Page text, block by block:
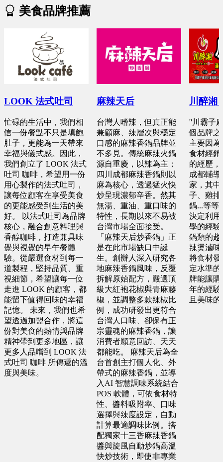
預算 25 萬 ~ 50 萬
桃園市 曾X婷
預算 25 萬 ~ 50 萬
新北市 楊X
台中市 何X儒
預算 25 萬 ~ 50 萬
預算 50 萬 ~ 100 萬
新竹市 EXc
預算 100 萬 ~ 100 萬
基隆市 胡X姐
預算 50 萬 ~ 100 萬
台南市 郭X洺
預算 25 萬 ~ 100 萬
桃園市 謝X孝
預算 25 萬 ~ 100 萬
金門縣 許X浚
預算 25 萬 ~ 100 萬
台中市 葉X鑫
預算 100 萬 ~ 150 萬
預算 100 萬 ~ 200 萬
台南市 周X臣
預算 100 萬 ~ 200 萬
新北市 蕭X微
預算 200 萬 ~ 200 萬
台中市 李X靜
預算 100 萬 ~ 200 萬
桃園市 黃X祥
預算 100 萬 ~ 200 萬
屏東縣 邱X瑄
預算 100 萬 ~ 250 萬
台中市 何X廷
預算 150 萬 ~ 300 萬
美食品牌推薦
LOOK 法式吐司
忙碌的生活中，我們相
信一份餐點不只是填飽
肚子，更能為一天帶來
幸福與儀式感。因此，
我們創立了 LOOK 法式
吐司 咖啡，希望用一份
用心製作的法式吐司，
讓每位顧客在享受美食
的更能感受到生活的美
好。 以法式吐司為品牌
核心，融合創意料理與
香醇咖啡，打造兼具味
覺與視覺的早午餐體
驗。從嚴選食材到每一
道製程，堅持品質、重
視細節，希望讓每一位
走進 LOOK 的顧客，都
能留下值得回味的幸福
記憶。 未來，我們也希
望透過加盟合作，將這
份對美食的熱情與品牌
精神帶到更多地區，讓
更多人品嚐到 LOOK 法
式吐司 咖啡 所傳遞的溫
度與美味。
麻辣天后
台灣人嗜辣，但真正能
兼顧麻、辣層次與穩定
口感的麻辣香鍋品牌並
不多見。傳統麻辣火鍋
源自重慶，以辣為主；
四川成都麻辣香鍋則以
麻為核心，透過猛火快
炒呈現濃郁辛香。然其
無湯、重油、重口味的
特性，長期以來不易被
台灣市場全面接受。
「麻辣天后炒香鍋」正
是在此市場缺口中誕
生。創辦人深入研究各
地麻辣香鍋風味，反覆
拆解原始配方，嚴選頂
級大紅袍花椒與青麻藤
椒，並調整多款辣椒比
例，成功研發出更符合
台灣人口味、卻保有正
宗靈魂的麻辣香鍋，讓
消費者願意回訪、天天
都能吃。 麻辣天后為全
台首創主打個人化、外
帶式的麻辣香鍋，並導
入AI 智慧調味系統結合
POS 軟體，可依食材特
性、醬料吸附率、口味
選擇與辣度設定，自動
計算最適調味比例。搭
配獨家十三香麻辣香鍋
醬與旋風自動炒鍋高溫
快炒技術，即使非專業
川醉湘
''川霸子
個品牌之
主要因
食材經銷
的經歷
成都輔
家，其中
子、雞排
鍋...等等
決定利用
學的經驗
鍋類的趨
辣燙滷味
將食材
定水準
牌能讓
年的經驗
且美味